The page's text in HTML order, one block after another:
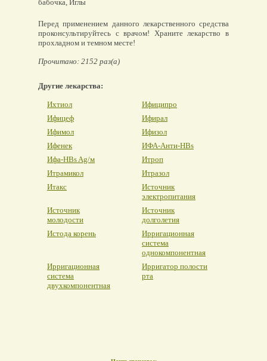
бабочка, Иглы
Перед применением данного лекарственного средства
проконсультируйтесь с врачом! Храните лекарство в
прохладном и темном месте!
Прочитано: 2152 раз(а)
Другие лекарства:
Ихтиол
Ифиципро
Ифицеф
Ифирал
Ифимол
Ифизол
Ифенек
ИФА-Анти-HBs
Ифа-HBs Ag/м
Итроп
Итрамикол
Итразол
Итакс
Источник
электропитания
Источник
молодости
Источник
долголетия
Истода корень
Ирригационная
система
однокомпонентная
Ирригационная
система
двухкомпонентная
Ирригатор полости
рта